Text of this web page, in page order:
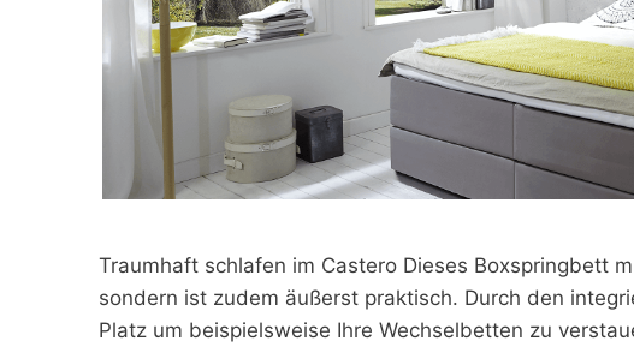
Traumhaft schlafen im Castero Dieses Boxspringbett
sondern ist zudem äußerst praktisch. Durch den
Platz um beispielsweise Ihre Wechselbetten zu